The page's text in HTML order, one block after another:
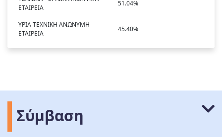
ΕΤΑΙΡΕΙΑ
51.04%
ΥΡΙΑ ΤΕΧΝΙΚΗ ΑΝΩΝΥΜΗ
ΕΤΑΙΡΕΙΑ
45.40%
Σύμβαση